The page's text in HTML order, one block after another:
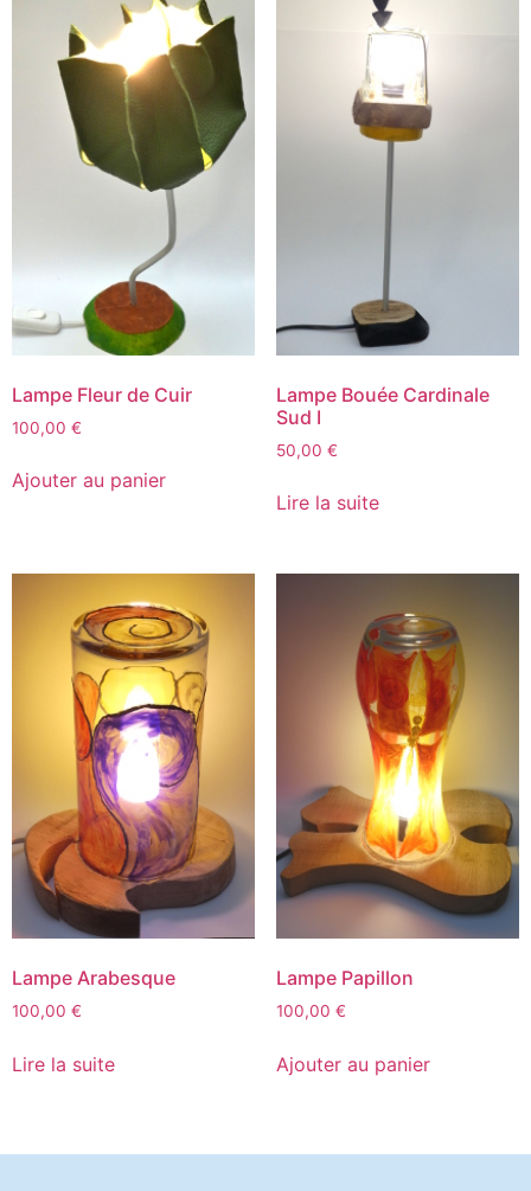
Lampe Fleur de Cuir
100,00 €
Ajouter au panier
Lampe Bouée Cardinale
Sud I
50,00 €
Lire la suite
Lampe Arabesque
100,00 €
Lire la suite
Lampe Papillon
100,00 €
Ajouter au panier